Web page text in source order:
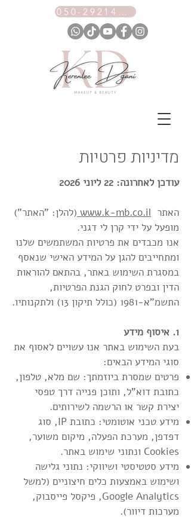
050-2921461
מדיניות פרטיות
עודכן לאחרונה: 22 ליוני 2026
האתר www.k-mb.co.il (להלן: "האתר")
מופעל על ידי קרן לי דגני.
אנו מכבדים את פרטיות המשתמשים שלנו
ומתחייבים להגן על המידע האישי שנאסף
במסגרת השימוש באתר, בהתאם להוראות
הדין ובפרט לחוק הגנת הפרטיות,
התשמ"א-1981 (כולל תיקון 13) ולתקנותיו.
1. איסוף מידע
בעת השימוש באתר אנו עשויים לאסוף את
סוגי המידע הבאים:
פרטים שמסרת ביוזמתך: שם מלא, טלפון,
כתובת דוא"ל, ותוכן פנייה דרך טפסי
יצירת קשר או הרשמה לשירותים.
מידע טכני אוטומטי: כתובת IP, סוג
דפדפן, מערכת הפעלה, מיקום משוער,
Cookies ונתוני שימוש באתר.
מידע סטטיסטי ושיווקי: נתוני גלישה
ושימוש באמצעות כלים חיצוניים (למשל
Google Analytics, פיקסל פייסבוק,
מערכות דיוור).